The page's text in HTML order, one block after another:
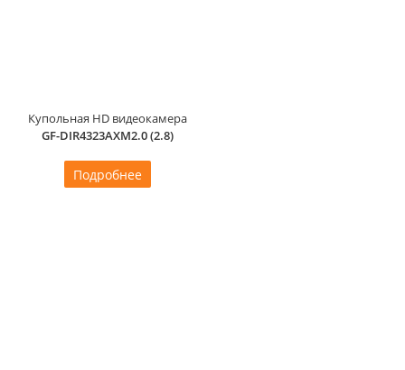
Купольная HD видеокамера
GF-DIR4323AXM2.0 (2.8)
Подробнее